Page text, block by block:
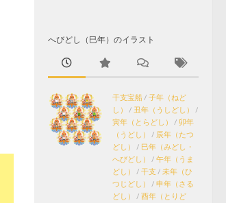
へびどし（巳年）のイラスト
干支宝船/ 子年（ねど
し）
/ 丑年（うしどし）
/
寅年（とらどし）
/ 卯年
（うどし）
/ 辰年（たつ
どし）
/ 巳年（みどし・
へびどし）
/ 午年（うま
どし）
/ 干支 / 未年（ひ
つじどし）
/ 申年（さる
どし）
/ 酉年（とりど